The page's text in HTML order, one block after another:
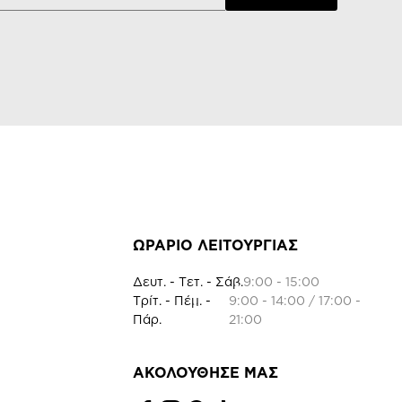
ΩΡΑΡΙΟ ΛΕΙΤΟΥΡΓΙΑΣ
Δευτ. - Τετ. - Σάβ. 9:00 - 15:00
Τρίτ. - Πέμ. -
Πάρ.
9:00 - 14:00 / 17:00 -
21:00
ΑΚΟΛΟΥΘΗΣΕ ΜΑΣ